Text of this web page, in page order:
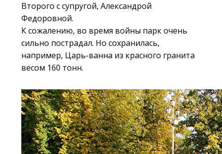
Второго с супругой, Александрой
Федоровной.
К сожалению, во время войны парк очень
сильно пострадал. Но сохранилась,
например, Царь-ванна из красного гранита
весом 160 тонн.